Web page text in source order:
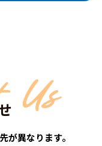
Us
が異なります。